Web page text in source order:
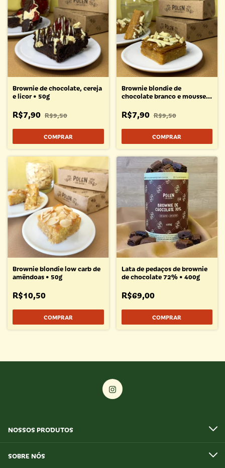
Brownie de chocolate, cereja
e licor • 50g
R$7,90 R$9,50
Brownie blondie de
chocolate branco e mousse
R$7,90 R$9,50
Brownie blondie low carb de
amêndoas • 50g
R$10,50
Lata de pedaços de brownie
de chocolate 72% • 400g
R$69,00
NOSSOS PRODUTOS
SOBRE NÓS